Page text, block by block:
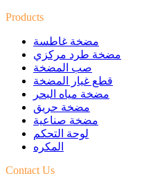
Products
مضخة غاطسة
مضخة طرد مركزي
صب المضخة
قطع غيار المضخة
مضخة مياه البحر
مضخة حريق
مضخة صناعية
لوحة التحكم
المكره
Contact Us